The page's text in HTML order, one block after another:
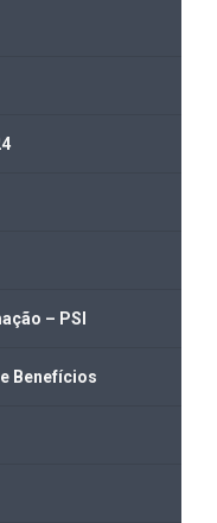
– PSI
Benefícios